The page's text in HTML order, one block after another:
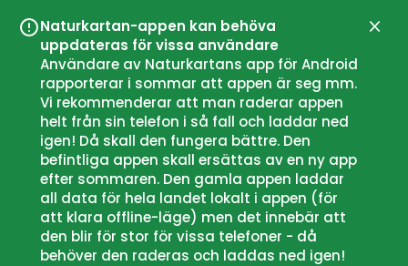
Naturkartan-appen kan behöva
uppdateras för vissa användare
Användare av Naturkartans app för Android
rapporterar i sommar att appen är seg mm.
Vi rekommenderar att man raderar appen
helt från sin telefon i så fall och laddar ned
igen! Då skall den fungera bättre. Den
befintliga appen skall ersättas av en ny app
efter sommaren. Den gamla appen laddar
all data för hela landet lokalt i appen (för
att klara offline-läge) men det innebär att
den blir för stor för vissa telefoner - då
behöver den raderas och laddas ned igen!